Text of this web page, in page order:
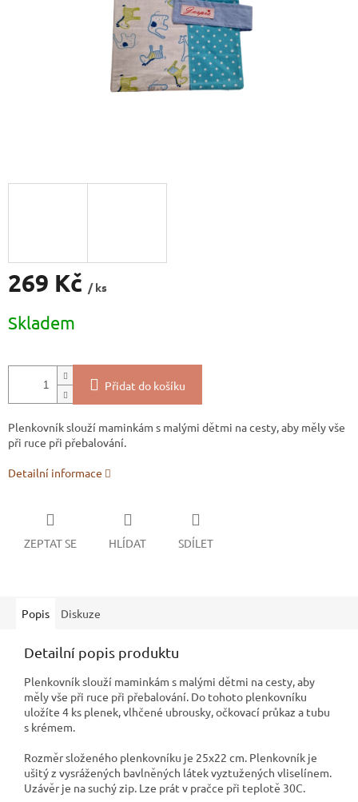
269 Kč / ks
cena:
Skladem
Přidat do košíku
Plenkovník slouží maminkám s malými dětmi na cesty, aby měly vše
při ruce při přebalování.
Detailní informace
ZEPTAT SE HLÍDAT SDÍLET
Popis Diskuze
Detailní popis produktu
Plenkovník slouží maminkám s malými dětmi na cesty, aby
měly vše při ruce při přebalování. Do tohoto plenkovníku
uložíte 4 ks plenek, vlhčené ubrousky, očkovací průkaz a tubu
s krémem.
Rozměr složeného plenkovníku je 25x22 cm. Plenkovník je
ušitý z vysrážených bavlněných látek vyztužených vliselínem.
Uzávěr je na suchý zip. Lze prát v pračce při teplotě 30C.